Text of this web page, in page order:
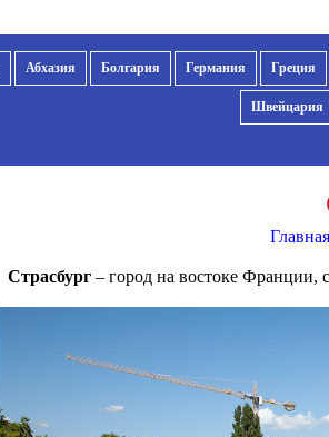
Абхазия Болгария Германия Греция
Швейцария
Главная
Страсбург– город на востоке Франции,